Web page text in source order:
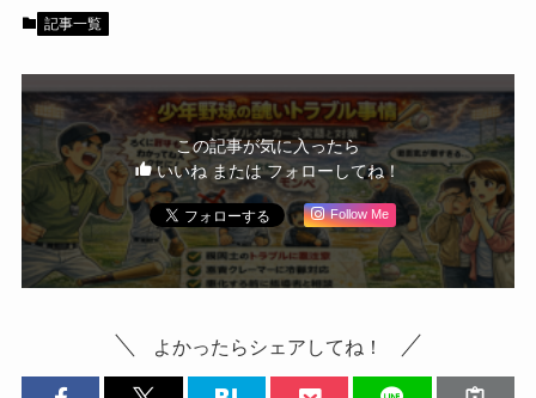
記事一覧
この記事が気に入ったら
いいね または フォローしてね！
Follow Me
よかったらシェアしてね！